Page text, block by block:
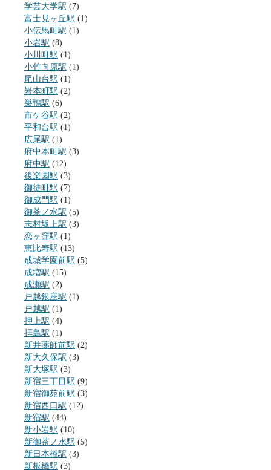
学芸大学駅 (7)
富士見ヶ丘駅 (1)
小伝馬町駅 (1)
小岩駅 (8)
小川町駅 (1)
小竹向原駅 (1)
尾山台駅 (1)
岩本町駅 (2)
巣鴨駅 (6)
市ケ谷駅 (2)
平和台駅 (1)
広尾駅 (1)
府中本町駅 (3)
府中駅 (12)
後楽園駅 (3)
御徒町駅 (7)
御成門駅 (1)
御茶ノ水駅 (5)
志村坂上駅 (3)
恋ヶ窪駅 (1)
恵比寿駅 (13)
成城学園前駅 (5)
成増駅 (15)
成瀬駅 (2)
戸越銀座駅 (1)
戸越駅 (1)
押上駅 (4)
拝島駅 (1)
新井薬師前駅 (2)
新大久保駅 (3)
新大塚駅 (3)
新宿三丁目駅 (9)
新宿御苑前駅 (3)
新宿西口駅 (12)
新宿駅 (44)
新小岩駅 (10)
新御茶ノ水駅 (5)
新日本橋駅 (3)
新板橋駅 (3)